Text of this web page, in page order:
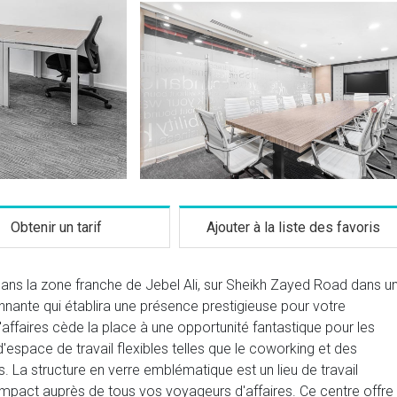
Obtenir un tarif Ajouter à la liste des favoris
la zone franche de Jebel Ali, sur Sheikh Zayed Road dans
qui établira une présence prestigieuse pour votre
cède la place à une opportunité fantastique pour les
de travail flexibles telles que le coworking et des
La structure en verre emblématique est un lieu de travail
auprès de tous vos voyageurs d'affaires. Ce centre offre